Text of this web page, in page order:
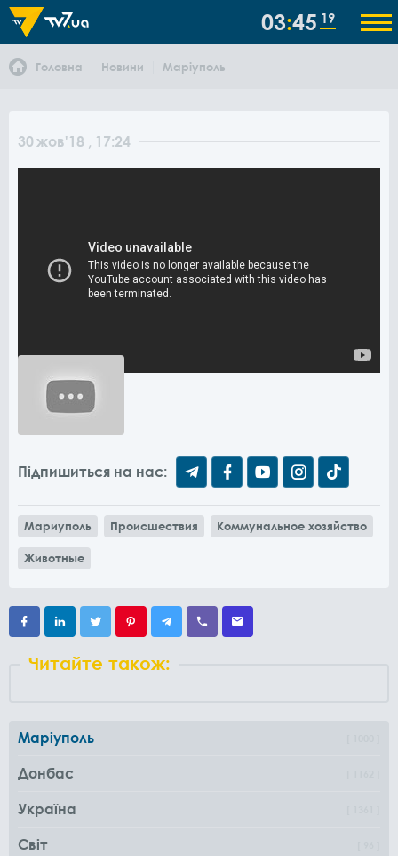
03 45 19
Головна Новини Маріуполь
30 жов'18 , 17:24
Підпишиться на нас:
Мариуполь Происшествия Коммунальное хозяйство
Животные
Читайте також:
Маріуполь
Донбас
Україна
Світ